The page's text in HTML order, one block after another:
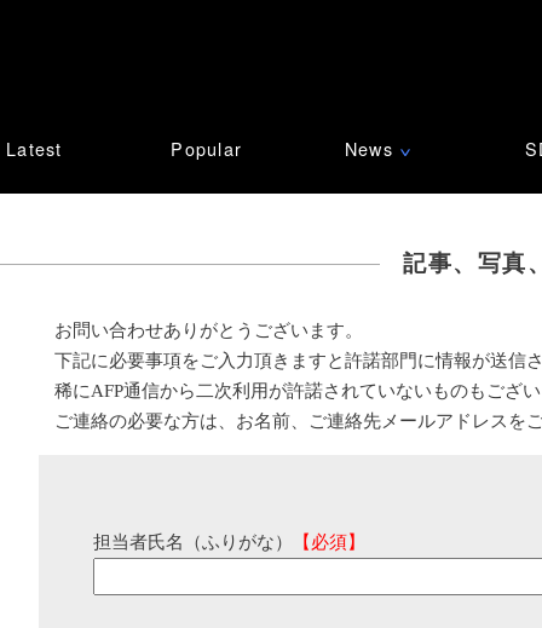
Latest Popular News ∨
記事、写真
お問い合わせありがとうございます。
下記に必要事項をご入力頂きますと許諾部門に情報が送信
稀にAFP通信から二次利用が許諾されていないものもござ
ご連絡の必要な方は、お名前、ご連絡先メールアドレスを
担当者氏名（ふりがな） 【必須】